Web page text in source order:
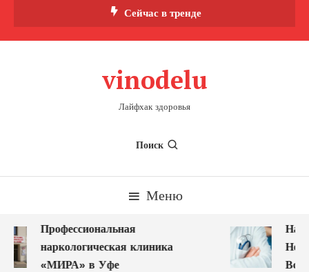
Сейчас в тренде
vinodelu
Лайфхак здоровья
Поиск
Меню
Профессиональная
наркологическая клиника
«МИРА» в Уфе